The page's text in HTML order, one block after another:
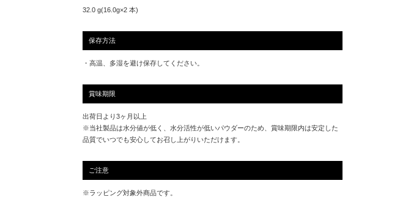
32.0 g(16.0g×2 本)
保存方法
・高温、多湿を避け保存してください。
賞味期限
出荷日より3ヶ月以上
※当社製品は水分値が低く、水分活性が低いパウダーのため、賞味期限内は安定した
品質でいつでも安心してお召し上がりいただけます。
ご注意
※ラッピング対象外商品です。